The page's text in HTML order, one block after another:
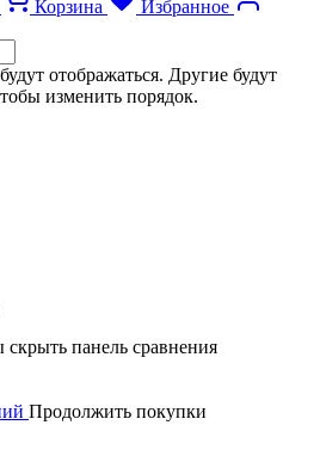
Корзина
Избранное
отображаться. Другие будут
изменить порядок.
панель сравнения
Продолжить покупки